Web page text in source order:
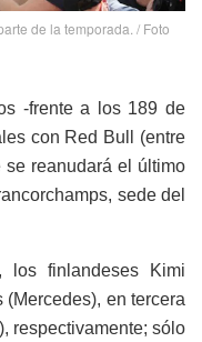
de la temporada. / Foto
-frente a los 189 de
con Red Bull (entre
se reanudará el último
sede del
los finlandeses Kimi
en tercera
respectivamente; sólo